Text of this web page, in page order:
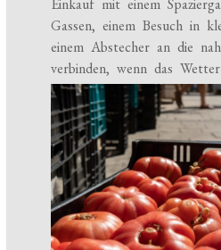
Einkauf mit einem
Gassen, einem Besuch in
einem Abstecher an die
verbinden, wenn das